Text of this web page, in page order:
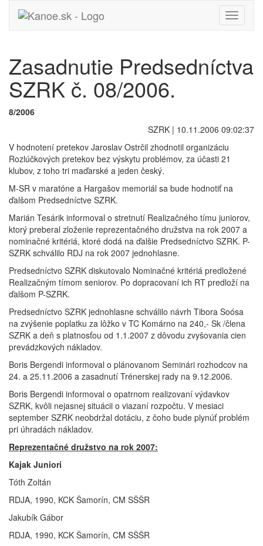
Toggle
Zasadnutie Predsedníctva
SZRK č. 08/2006.
8/2006
SZRK | 10.11.2006 09:02:37
V hodnotení pretekov Jaroslav Ostrčil zhodnotil organizáciu
Rozlúčkových pretekov bez výskytu problémov, za účasti 21
klubov, z toho tri maďarské a jeden český.
M-SR v maratóne a Hargašov memoriál sa bude hodnotiť na
ďalšom Predsedníctve SZRK.
Marián Tesárik informoval o stretnutí Realizačného tímu juniorov,
ktorý preberal zloženie reprezentačného družstva na rok 2007 a
nominačné kritériá, ktoré dodá na ďalšie Predsedníctvo SZRK. P-
SZRK schválilo RDJ na rok 2007 jednohlasne.
Predsedníctvo SZRK diskutovalo Nominačné kritériá predložené
Realizačným tímom seniorov. Po dopracovaní ich RT predloží na
ďalšom P-SZRK.
Predsedníctvo SZRK jednohlasne schválilo návrh Tibora Soósa
na zvýšenie poplatku za lôžko v TC Komárno na 240,- Sk /člena
SZRK a deň s platnosťou od 1.1.2007 z dôvodu zvyšovania cien
prevádzkových nákladov.
Boris Bergendi informoval o plánovanom Seminári rozhodcov na
24. a 25.11.2006 a zasadnutí Trénerskej rady na 9.12.2006.
Boris Bergendi informoval o opatrnom realizovaní výdavkov
SZRK, kvôli nejasnej situácii o viazaní rozpočtu. V mesiaci
september SZRK neobdržal dotáciu, z čoho bude plynúť problém
pri úhradách nákladov.
Reprezentačné družstvo na rok 2007:
Kajak Juniori
Tóth Zoltán
RDJA, 1990, KCK Šamorín, CM SŠŠR
Jakubík Gábor
RDJA, 1990, KCK Šamorín, CM SŠŠR